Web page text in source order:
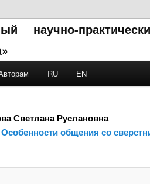
научно-
contentcontentRU EN
Светлана Руслановна
общения со